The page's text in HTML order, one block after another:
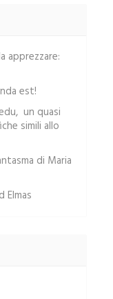
apprezzare:
est!
un quasi
simili allo
di Maria
Elmas